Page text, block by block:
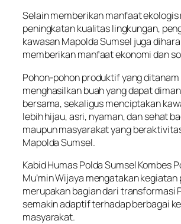
Selain memberikan manfaat ekologis
peningkatan kualitas lingkungan,
kawasan Mapolda Sumsel juga
memberikan manfaat ekonomi dan
Pohon-pohon produktif yang
menghasilkan buah yang dapat
bersama, sekaligus menciptakan
lebih hijau, asri, nyaman, dan sehat
maupun masyarakat yang
Mapolda Sumsel.
Kabid Humas Polda Sumsel Kombes
Mu’min Wijaya mengatakan
merupakan bagian dari transformasi
semakin adaptif terhadap berbagai
masyarakat.